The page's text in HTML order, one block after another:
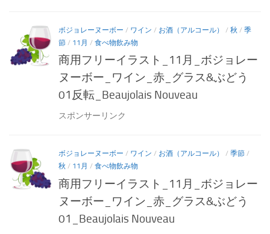
ボジョレーヌーボー / ワイン / お酒（アルコール） / 秋 / 季
節 / 11月 / 食べ物飲み物
商用フリーイラスト_11月_ボジョレー
ヌーボー_ワイン_赤_グラス&ぶどう
01反転_Beaujolais Nouveau
スポンサーリンク
ボジョレーヌーボー / ワイン / お酒（アルコール） / 季節 /
秋 / 11月 / 食べ物飲み物
商用フリーイラスト_11月_ボジョレー
ヌーボー_ワイン_赤_グラス&ぶどう
01_Beaujolais Nouveau